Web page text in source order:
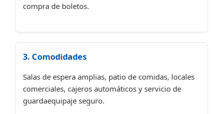
compra de boletos.
3. Comodidades
Salas de espera amplias, patio de comidas, locales
comerciales, cajeros automáticos y servicio de
guardaequipaje seguro.